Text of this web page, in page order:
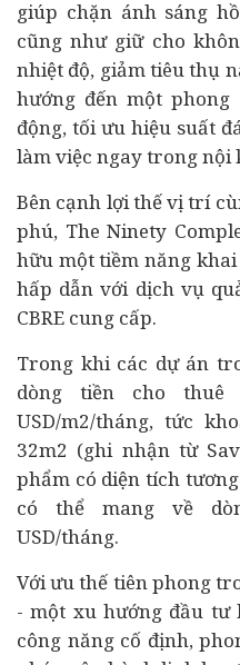
giúp chặn ánh sáng
cũng như giữ cho
nhiệt độ, giảm tiêu thụ
hướng đến một phong
động, tối ưu hiệu suất
làm việc ngay trong nội
Bên cạnh lợi thế vị trí
phú, The Ninety
hữu một tiềm năng
hấp dẫn với dịch vụ
CBRE cung cấp.
Trong khi các dự án
dòng tiền cho
USD/m2/tháng, tức
32m2 (ghi nhận từ
phẩm có diện tích
có thể mang về
USD/tháng.
Với ưu thế tiên phong
- một xu hướng đầu
công năng cố định,